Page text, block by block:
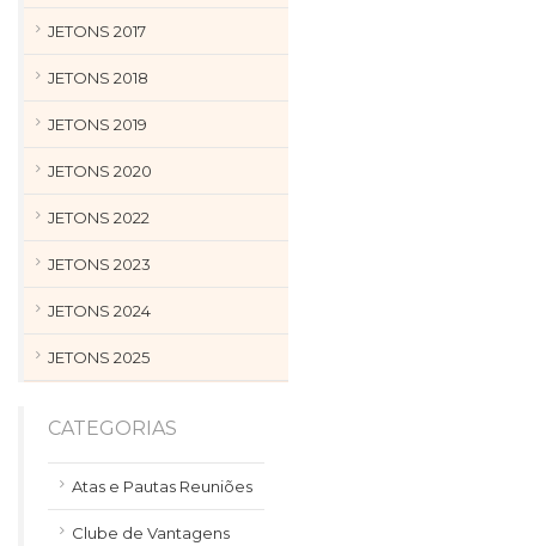
JETONS 2017
JETONS 2018
JETONS 2019
JETONS 2020
JETONS 2022
JETONS 2023
JETONS 2024
JETONS 2025
CATEGORIAS
Atas e Pautas Reuniões
Clube de Vantagens